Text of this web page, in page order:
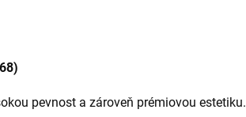
pevnost a zároveň prémiovou estetiku.